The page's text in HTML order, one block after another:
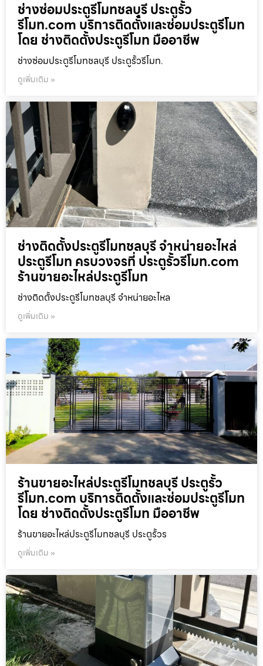
ช่างซ่อมประตูรีโมทชลบุรี ประตูรั้ว
รีโมท.com บริการติดตั้งและซ่อมประตูรีโมท
โดย ช่างติดตั้งประตูรีโมท มืออาชีพ
ช่างซ่อมประตูรีโมทชลบุรี ประตูรั้วรีโมท.
ดูเพิ่มเติม »
ช่างติดตั้งประตูรีโมทชลบุรี จำหน่ายอะไหล่
ประตูรีโมท ครบวงจรที่ ประตูรั้วรีโมท.com
ร้านขายอะไหล่ประตูรีโมท
ช่างติดตั้งประตูรีโมทชลบุรี จำหน่ายอะไหล
ดูเพิ่มเติม »
ร้านขายอะไหล่ประตูรีโมทชลบุรี ประตูรั้ว
รีโมท.com บริการติดตั้งและซ่อมประตูรีโมท
โดย ช่างติดตั้งประตูรีโมท มืออาชีพ
ร้านขายอะไหล่ประตูรีโมทชลบุรี ประตูรั้วร
ดูเพิ่มเติม »